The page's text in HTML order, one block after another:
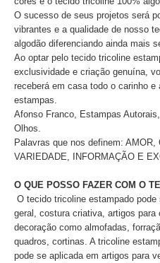
O sucesso de seus projetos será
vibrantes e a qualidade de nosso
algodão diferenciando ainda mais
Ao optar pelo tecido tricoline
exclusividade e criação genuína,
receberá em casa todo o carinho
estampas.
Afonso Franco, Estampas
Olhos.
Palavras que nos definem: AMOR,
VARIEDADE, INFORMAÇÃO E
O QUE POSSO FAZER COM O
O tecido tricoline estampado pode
geral, costura criativa, artigos
decoração como almofadas,
quadros, cortinas. A tricoline
pode se aplicada em artigos para